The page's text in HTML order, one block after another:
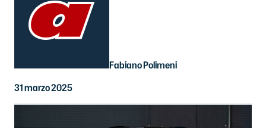
Fabiano Polimeni
31 marzo 2025